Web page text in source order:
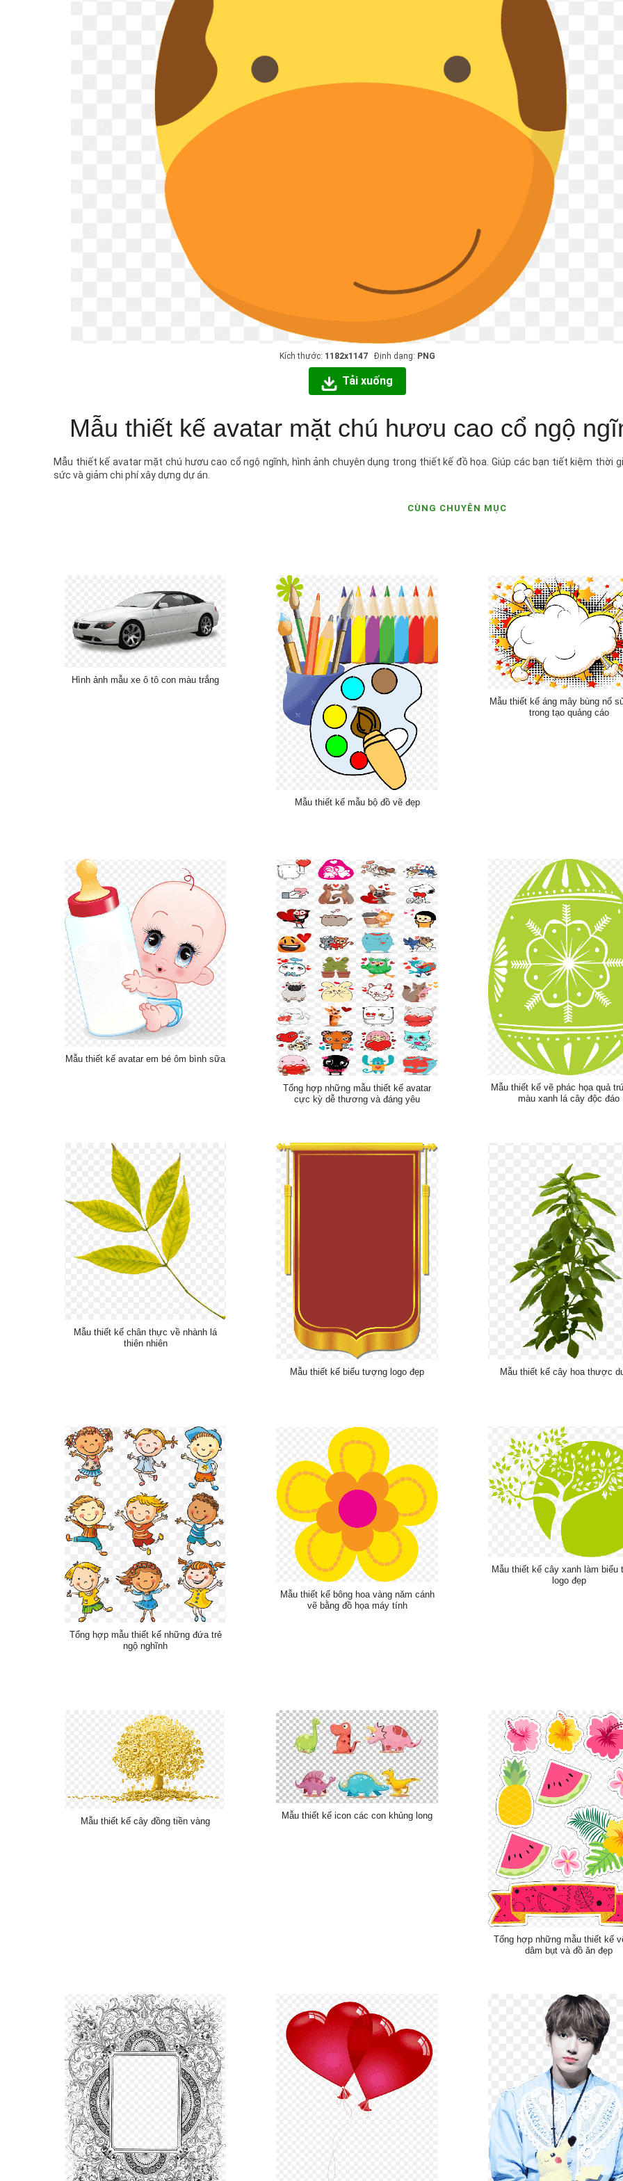
Kích thước: 1182x1147 Định dạng: PNG
Tải xuống
Mẫu thiết kế avatar mặt chú hươu cao cổ ngộ
Mẫu thiết kế avatar mặt chú hươu cao cổ ngộ ngĩnh, hình ảnh chuyên dụng trong thiết kế đồ họa. Giúp các bạn tiết kiệm thời
sức và giảm chi phí xây dựng dự án.
CÙNG CHUYÊN MỤC
Hình ảnh mẫu xe ô tô con màu trắng
Mẫu thiết kế mẫu bộ đồ vẽ đẹp
Mẫu thiết kế áng mây bùng nổ
trong tạo quảng cáo
Mẫu thiết kế avatar em bé ôm bình sữa
Tổng hợp những mẫu thiết kế avatar
cực kỳ dễ thương và đáng yêu
Mẫu thiết kế vẽ phác họa quả
màu xanh lá cây độc đáo
Mẫu thiết kế chân thực về nhành lá
thiên nhiên
Mẫu thiết kế biểu tượng logo đẹp Mẫu thiết kế cây hoa thược
Tổng hợp mẫu thiết kế những đứa trẻ
ngộ nghĩnh
Mẫu thiết kế bông hoa vàng năm cánh
vẽ bằng đồ họa máy tính
Mẫu thiết kế cây xanh làm biểu
logo đẹp
Mẫu thiết kế cây đồng tiền vàng
Mẫu thiết kế icon các con khủng long
Tổng hợp những mẫu thiết kế
dâm bụt và đồ ăn đẹp